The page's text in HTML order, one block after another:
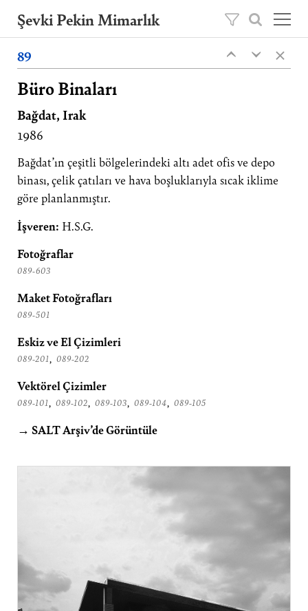
Şevki Pekin Mimarlık
mimarlık ofisini, 2020 yılından itibaren oğlu
Ömer Pekin yönetmektedir.
Projeler
Hakkımızda
Yayınlar
İletişim
EN
89 ‹
‹ ×
Büro Binaları
Bağdat, Irak
1986
Bağdat’ın çeşitli bölgelerindeki altı adet ofis ve depo
binası, çelik çatıları ve hava boşluklarıyla sıcak iklime
göre planlanmıştır.
İşveren: H.S.G.
Fotoğraflar
089-603
Maket Fotoğrafları
089-501
Eskiz ve El Çizimleri
089-201, 089-202
Vektörel Çizimler
089-101, 089-102, 089-103, 089-104, 089-105
→ SALT Arşiv’de Görüntüle